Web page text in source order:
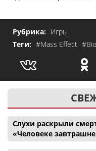
Рубрика: Игры
Теги: #Mass Effect
Слухи раскрыли
«Человеке